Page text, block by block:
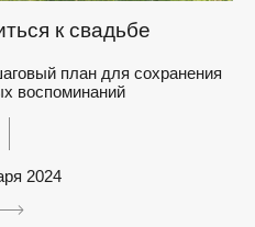
к свадьбе
план для сохранения
воспоминаний
2024